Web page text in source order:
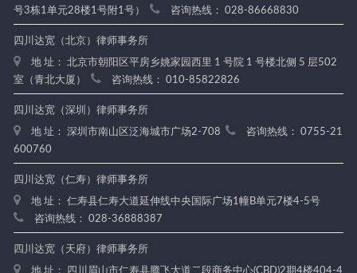
号3栋1单元28楼1号附1号）
咨询热线： 028-86668830
四川达宽（北京）律师事务所
地 址： 北京市朝阳区平房乡姚家园西里 1 号院 1 号楼北侧 5 层502
室（青北大厦）
咨询热线： 010-85822826
四川达宽（深圳）律师事务所
地 址： 深圳市南山区泛海城市广场2-708
咨询热线： 0755-21
600760
四川达宽（仁寿）律师事务所
地 址： 仁寿县仁寿大道延伸线中央国际广场1幢B单元7楼4-5号
咨询热线： 028-36888387
四川达宽（天府）律师事务所